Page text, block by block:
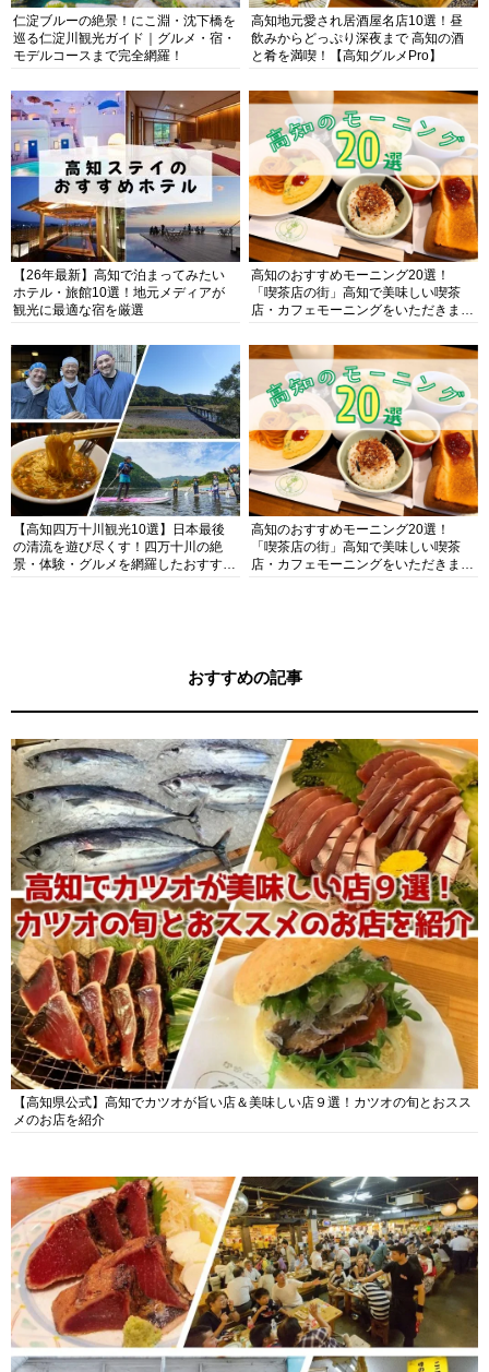
仁淀ブルーの絶景！にこ淵・沈下橋を
巡る仁淀川観光ガイド｜グルメ・宿・
モデルコースまで完全網羅！
高知地元愛され居酒屋名店10選！昼
飲みからどっぷり深夜まで 高知の酒
と肴を満喫！【高知グルメPro】
【26年最新】高知で泊まってみたい
ホテル・旅館10選！地元メディアが
観光に最適な宿を厳選
高知のおすすめモーニング20選！
「喫茶店の街」高知で美味しい喫茶
店・カフェモーニングをいただきま
【高知四万十川観光10選】日本最後
の清流を遊び尽くす！四万十川の絶
景・体験・グルメを網羅したおすすめ
高知のおすすめモーニング20選！
「喫茶店の街」高知で美味しい喫茶
店・カフェモーニングをいただきま
おすすめの記事
【高知県公式】高知でカツオが旨い店＆美味しい店９選！カツオの旬とおスス
メのお店を紹介